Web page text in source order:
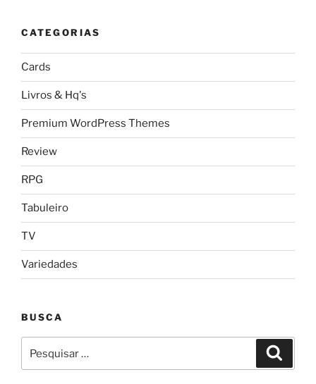
CATEGORIAS
Cards
Livros & Hq's
Premium WordPress Themes
Review
RPG
Tabuleiro
TV
Variedades
BUSCA
por: